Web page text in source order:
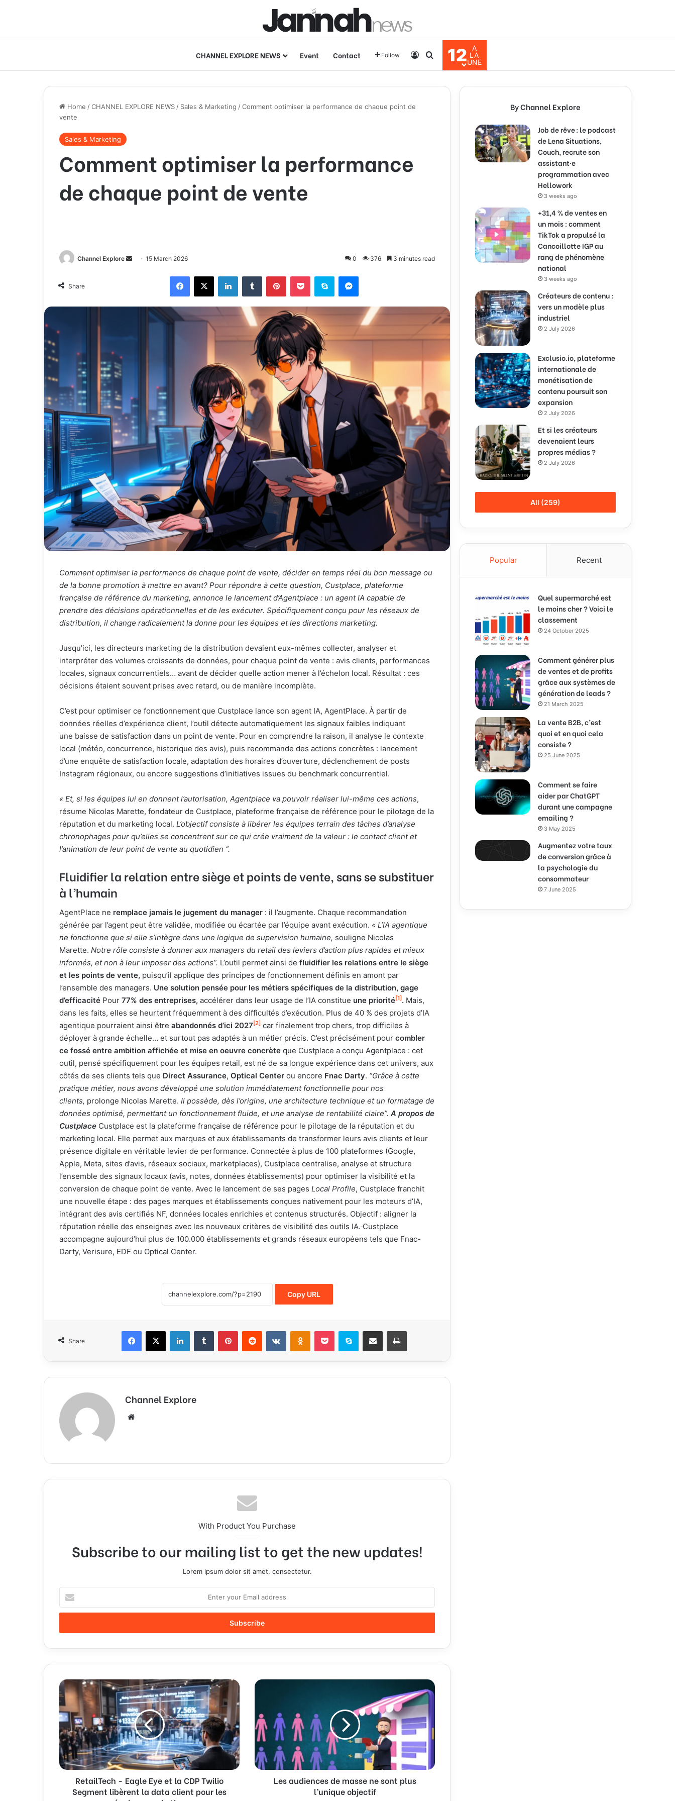
CHANNEL EXPLORE NEWS Event Contact Follow Log InSearch for
12
A
LA
UNE
Home /CHANNEL EXPLORE NEWS / Sales & Marketing /Comment optimiser la performance de chaque point de
vente
Sales & Marketing
Comment optimiser la performance
de chaque point de vente
Channel Explore
Send15 March 2026 0 376 3 minutes read
Share
Facebook
X LinkedInTumblr PinterestPocket Skype Messenger
Comment optimiser la performance de chaque point de vente, décider en temps réel du bon message ou
de la bonne promotion à mettre en avant? Pour répondre à cette question, Custplace, plateforme
française de référence du marketing, annonce le lancement d’Agentplace : un agent IA capable de
prendre des décisions opérationnelles et de les exécuter. Spécifiquement conçu pour les réseaux de
distribution, il change radicalement la donne pour les équipes et les directions marketing.
Jusqu’ici, les directeurs marketing de la distribution devaient eux-mêmes collecter, analyser et
interpréter des volumes croissants de données, pour chaque point de vente : avis clients, performances
locales, signaux concurrentiels… avant de décider quelle action mener à l’échelon local. Résultat : ces
décisions étaient souvent prises avec retard, ou de manière incomplète.
C’est pour optimiser ce fonctionnement que Custplace lance son agent IA, AgentPlace. À partir de
données réelles d’expérience client, l’outil détecte automatiquement les signaux faibles indiquant
une baisse de satisfaction dans un point de vente. Pour en comprendre la raison, il analyse le contexte
local (météo, concurrence, historique des avis), puis recommande des actions concrètes : lancement
d’une enquête de satisfaction locale, adaptation des horaires d’ouverture, déclenchement de posts
Instagram régionaux, ou encore suggestions d’initiatives issues du benchmark concurrentiel.
« Et, si les équipes lui en donnent l’autorisation, Agentplace va pouvoir réaliser lui-même ces actions,
résume Nicolas Marette, fondateur de Custplace, plateforme française de référence pour le pilotage de la
réputation et du marketing local. L’objectif consiste à libérer les équipes terrain des tâches d’analyse
chronophages pour qu’elles se concentrent sur ce qui crée vraiment de la valeur : le contact client et
l’animation de leur point de vente au quotidien “.
Fluidifier la relation entre siège et points de vente, sans se substituer
à l’humain
AgentPlace ne remplace jamais le jugement du manager : il l’augmente. Chaque recommandation
générée par l’agent peut être validée, modifiée ou écartée par l’équipe avant exécution. « L’IA agentique
ne fonctionne que si elle s’intègre dans une logique de supervision humaine, souligne Nicolas
Marette. Notre rôle consiste à donner aux managers du retail des leviers d’action plus rapides et mieux
informés, et non à leur imposer des actions”. L’outil permet ainsi de fluidifier les relations entre le siège
et les points de vente, puisqu’il applique des principes de fonctionnement définis en amont par
l’ensemble des managers. Une solution pensée pour les métiers spécifiques de la distribution, gage
d’efficacité Pour 77% des entreprises, accélérer dans leur usage de l’IA constitue une priorité[1] . Mais,
dans les faits, elles se heurtent fréquemment à des difficultés d’exécution. Plus de 40 % des projets d’IA
agentique pourraient ainsi être abandonnés d’ici 2027 [2] car finalement trop chers, trop difficiles à
déployer à grande échelle… et surtout pas adaptés à un métier précis. C’est précisément pour combler
ce fossé entre ambition affichée et mise en oeuvre concrète que Custplace a conçu Agentplace : cet
outil, pensé spécifiquement pour les équipes retail, est né de sa longue expérience dans cet univers, aux
côtés de ses clients tels que Direct Assurance, Optical Center ou encore Fnac Darty. “Grâce à cette
pratique métier, nous avons développé une solution immédiatement fonctionnelle pour nos
clients, prolonge Nicolas Marette. Il possède, dès l’origine, une architecture technique et un formatage de
données optimisé, permettant un fonctionnement fluide, et une analyse de rentabilité claire”. A propos de
Custplace Custplace est la plateforme française de référence pour le pilotage de la réputation et du
marketing local. Elle permet aux marques et aux établissements de transformer leurs avis clients et leur
présence digitale en véritable levier de performance. Connectée à plus de 100 plateformes (Google,
Apple, Meta, sites d’avis, réseaux sociaux, marketplaces), Custplace centralise, analyse et structure
l’ensemble des signaux locaux (avis, notes, données établissements) pour optimiser la visibilité et la
conversion de chaque point de vente. Avec le lancement de ses pages Local Profile, Custplace franchit
une nouvelle étape : des pages marques et établissements conçues nativement pour les moteurs d’IA,
intégrant des avis certifiés NF, données locales enrichies et contenus structurés. Objectif : aligner la
réputation réelle des enseignes avec les nouveaux critères de visibilité des outils IA. Custplace
accompagne aujourd’hui plus de 100.000 établissements et grands réseaux européens tels que Fnac-
Darty, Verisure, EDF ou Optical Center.
Copy URL
Share
Facebook
X LinkedInTumblr PinterestReddit VKontakteOdnoklassniki
Pocket Skype Share via Email Print
Channel Explore
With Product You Purchase
Subscribe to our mailing list to get the new updates!
Lorem ipsum dolor sit amet, consectetur.
Enter
your
Email
RetailTech
-
Eagle
Eye
et
la
CDP
Twilio
Segment
libèrentRetailTech - Eagle Eye et la CDP Twilio
Segment libèrent la data client pour les
Les
masse
ne
sont
plus
l’unique
objectif
Les audiences de masse ne sont plus
l’unique objectif
By Channel Explore
Job de rêve : le podcast
de Lena Situations,
Couch, recrute son
assistant·e
programmation avec
Hellowork
3 weeks ago
+31,4 % de ventes en
un mois : comment
TikTok a propulsé la
Cancoillotte IGP au
rang de phénomène
national
3 weeks ago
Créateurs de contenu :
vers un modèle plus
industriel
2 July 2026
Exclusio.io, plateforme
internationale de
monétisation de
contenu poursuit son
expansion
2 July 2026
Et si les créateurs
devenaient leurs
propres médias ?
2 July 2026
All (259)
Popular Recent
Quel supermarché est
le moins cher ? Voici le
classement
24 October 2025
Comment générer plus
de ventes et de profits
grâce aux systèmes de
génération de leads ?
21 March 2025
La vente B2B, c’est
quoi et en quoi cela
consiste ?
25 June 2025
Comment se faire
aider par ChatGPT
durant une campagne
emailing ?
3 May 2025
Augmentez votre taux
de conversion grâce à
la psychologie du
consommateur
7 June 2025